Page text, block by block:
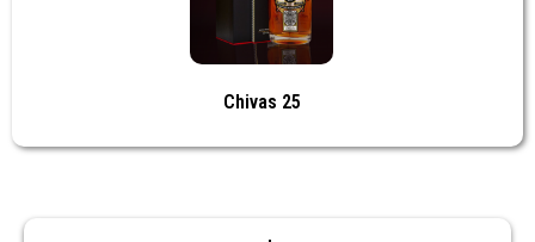
Chivas 25